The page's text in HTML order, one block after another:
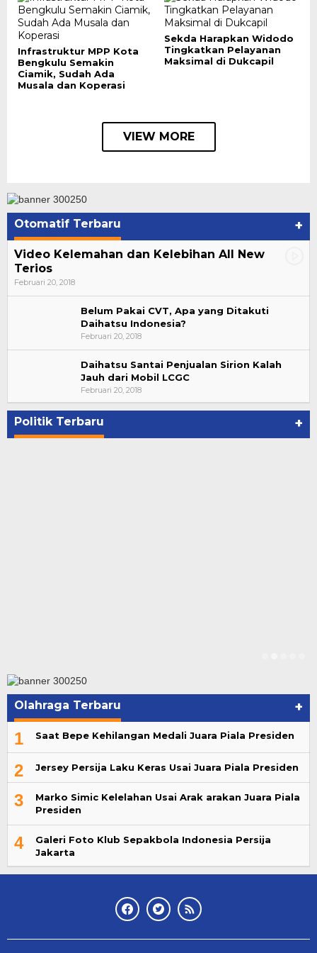
Infrastruktur MPP Kota
Bengkulu Semakin
Ciamik, Sudah Ada
Musala dan Koperasi
Sekda Harapkan Widodo
Tingkatkan Pelayanan
Maksimal di Dukcapil
VIEW MORE
Otomatif Terbaru +
Video Kelemahan dan Kelebihan All New
Terios
Februari 20, 2018
Belum Pakai CVT, Apa yang Ditakuti
Daihatsu Indonesia?
Februari 20, 2018
Daihatsu Santai Penjualan Sirion Kalah
Jauh dari Mobil LCGC
Februari 20, 2018
Politik Terbaru +
Bupati Ahmad Hijazi, Hadiri Paripurna Hasil
Penetapan Paslon Bupati dan Wabup Te…
Di NASIONAL, POLITIK, REJANG LEBONG
Olahraga Terbaru +
1 Saat Bepe Kehilangan Medali Juara Piala Presiden
2 Jersey Persija Laku Keras Usai Juara Piala Presiden
3
Marko Simic Kelelahan Usai Arak arakan Juara Piala
Presiden
4
Galeri Foto Klub Sepakbola Indonesia Persija
Jakarta